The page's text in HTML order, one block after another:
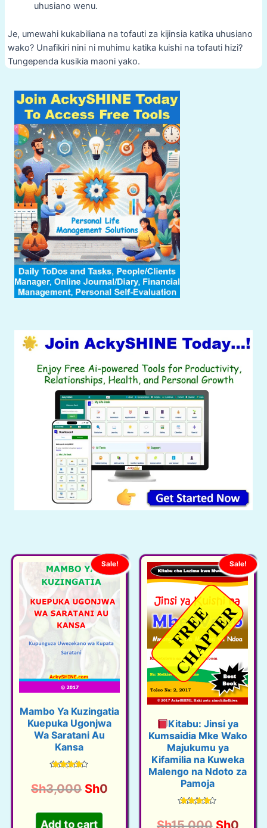
uhusiano wenu.
Je, umewahi kukabiliana na tofauti za kijinsia katika uhusiano
wako? Unafikiri nini ni muhimu katika kuishi na tofauti hizi?
Tungependa kusikia maoni yako.
navigation
Sale!
Mambo Ya Kuzingatia
Kuepuka Ugonjwa
Wa Saratani Au
Kansa
4.56
out of 5
Sh3,000 O
i
Sh0C
Add to cart
Sale!
Kitabu: Jinsi ya
Kumsaidia Mke Wako
Majukumu ya
Kifamilia na Kuweka
Malengo na Ndoto za
Pamoja
4.40
out of 5
Sh15,000 O
Sh0C